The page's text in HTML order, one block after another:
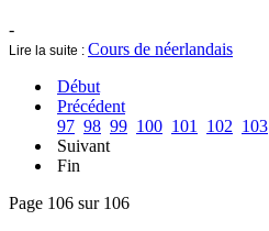
-
Lire la suite : Cours de néerlandais
Début
Précédent
97 98 99 100 101 102 103
Suivant
Fin
Page 106 sur 106